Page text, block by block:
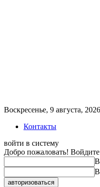
Воскресенье, 9 августа, 2026
Контакты
войти в систему
Добро пожаловать!